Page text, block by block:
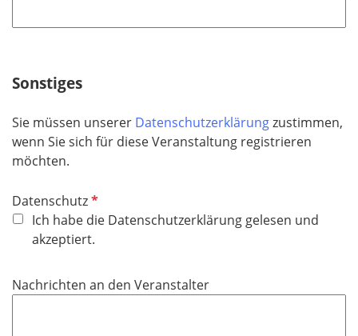
d
h
f
e
l
Sonstiges
Sie müssen unserer Datenschutzerklärungzustimmen,
wenn Sie sich für diese Veranstaltung registrieren
möchten.
DatenschutzP
f
l
h
Ich habe die Datenschutzerklärung gelesen und
akzeptiert.
Nachrichten an den Veranstalter